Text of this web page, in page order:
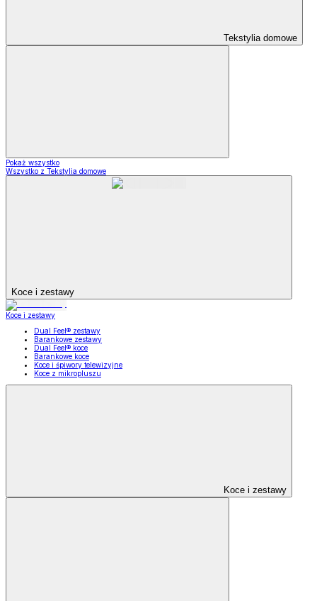
Tekstylia domowe
Pokaż wszystko
Wszystko z Tekstylia domowe
Koce i zestawy
Koce i zestawy
Dual Feel® zestawy
Barankowe zestawy
Dual Feel® koce
Barankowe koce
Koce i śpiwory telewizyjne
Koce z mikropluszu
Koce i zestawy